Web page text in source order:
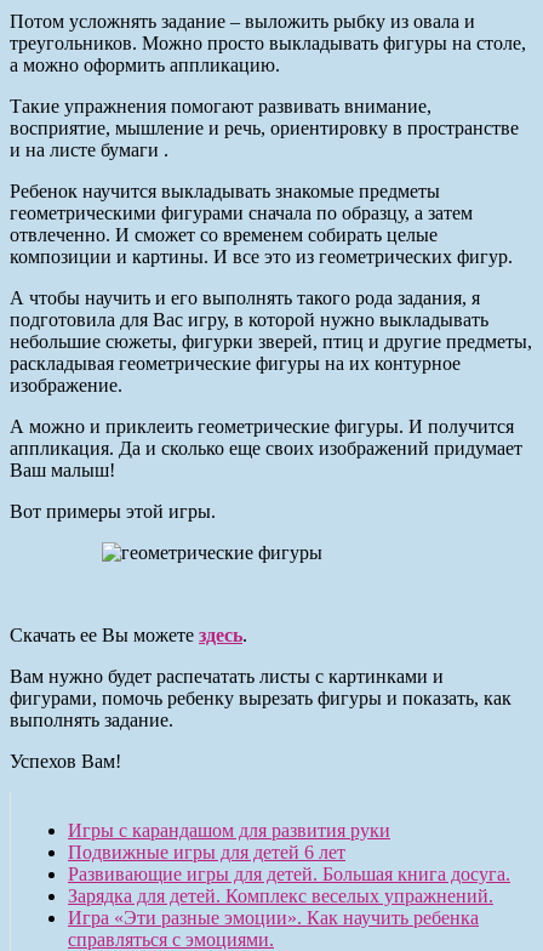
Потом усложнять задание – выложить рыбку из овала и
треугольников. Можно просто выкладывать фигуры на столе,
а можно оформить аппликацию.
Такие упражнения помогают развивать внимание,
восприятие, мышление и речь, ориентировку в пространстве
и на листе бумаги .
Ребенок научится выкладывать знакомые предметы
геометрическими фигурами сначала по образцу, а затем
отвлеченно. И сможет со временем собирать целые
композиции и картины. И все это из геометрических фигур.
А чтобы научить и его выполнять такого рода задания, я
подготовила для Вас игру, в которой нужно выкладывать
небольшие сюжеты, фигурки зверей, птиц и другие предметы,
раскладывая геометрические фигуры на их контурное
изображение.
А можно и приклеить геометрические фигуры. И получится
аппликация. Да и сколько еще своих изображений придумает
Ваш малыш!
Вот примеры этой игры.
Скачать ее Вы можете здесь.
Вам нужно будет распечатать листы с картинками и
фигурами, помочь ребенку вырезать фигуры и показать, как
выполнять задание.
Успехов Вам!
Игры с карандашом для развития руки
Подвижные игры для детей 6 лет
Развивающие игры для детей. Большая книга досуга.
Зарядка для детей. Комплекс веселых упражнений.
Игра «Эти разные эмоции». Как научить ребенка
справляться с эмоциями.